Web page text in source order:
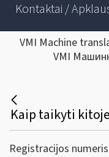
Kontaktai /
VMI Machine
VMI
Registracijos